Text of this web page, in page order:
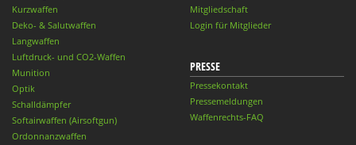
Kurzwaffen
Deko- & Salutwaffen
Langwaffen
Luftdruck- und CO2-Waffen
Munition
Optik
Schalldämpfer
Softairwaffen (Airsoftgun)
Ordonnanzwaffen
Mitgliedschaft
Login für Mitglieder
PRESSE
Pressekontakt
Pressemeldungen
Waffenrechts-FAQ